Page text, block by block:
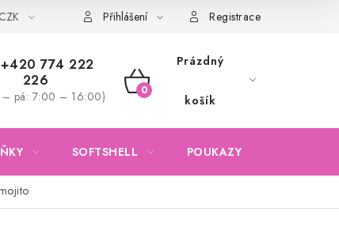
Obchodní podmínky Podmínky ochrany osobních údajů
CZK Přihlášení Registrace
+420 774 222
226
– pá: 7:00 – 16:00)
NÁKUPNÍ
Prázdný
košík
SOFTSHELL POUKAZY